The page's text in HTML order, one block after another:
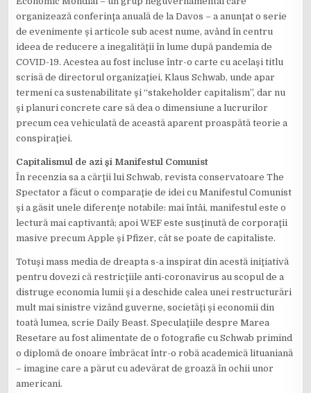
organizează conferinţa anuală de la Davos – a anunţat o serie
de evenimente şi articole sub acest nume, având în centru
ideea de reducere a inegalităţii în lume după pandemia de
COVID-19. Acestea au fost incluse într-o carte cu acelaşi titlu
scrisă de directorul organizaţiei, Klaus Schwab, unde apar
termeni ca sustenabilitate şi “stakeholder capitalism”, dar nu
şi planuri concrete care să dea o dimensiune a lucrurilor
precum cea vehiculată de această aparent proaspătă teorie a
conspiraţiei.
Capitalismul de azi şi Manifestul Comunist
În recenzia sa a cărţii lui Schwab, revista conservatoare The
Spectator a făcut o comparaţie de idei cu Manifestul Comunist
şi a găsit unele diferenţe notabile: mai întâi, manifestul este o
lectură mai captivantă; apoi WEF este susţinută de corporaţii
masive precum Apple şi Pfizer, cât se poate de capitaliste.
Totuşi mass media de dreapta s-a inspirat din acestă iniţiativă
pentru dovezi că restricţiile anti-coronavirus au scopul de a
distruge economia lumii şi a deschide calea unei restructurări
mult mai sinistre vizând guverne, societăţi şi economii din
toată lumea, scrie Daily Beast. Speculaţiile despre Marea
Resetare au fost alimentate de o fotografie cu Schwab primind
o diplomă de onoare îmbrăcat într-o robă academică lituaniană
– imagine care a părut cu adevărat de groază în ochii unor
americani.